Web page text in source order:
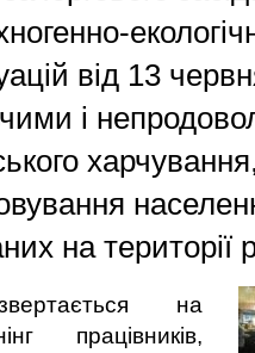
від 13
і
на території
на
працівників,